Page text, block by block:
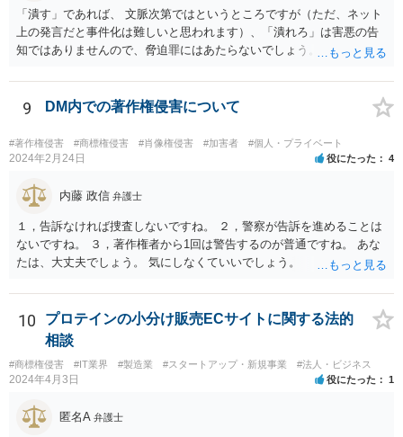
れる可能性があります。一方、広告収益がある場合は「商業利用」と
しての色彩が強まり、リスクが高まる可能性があります。 公開前に変
更・確認しておく事項については、公開の場でアドバイスするにも限
界があるかと思うので、資料等を持参の上、弁護士に相談されること
も一つかと存じます。
「潰す」であれば、 文脈次第ではというところですが（ただ、ネット
上の発言だと事件化は難しいと思われます）、「潰れろ」は害悪の告
知ではありませんので、脅迫罪にはあたらないでしょう。 もっとも、
害として法的措置をとれる可能性はあります。
9 DM内での著作権侵害について
#著作権侵害 #商標権侵害 #肖像権侵害 #加害者 #個人・プライベート
2024年2月24日 役にたった 4
内藤 政信 弁護士
１，告訴なければ捜査しないですね。 ２，警察が告訴を進めることは
ないですね。 ３，著作権者から1回は警告するのが普通ですね。 あな
たは、大丈夫でしょう。 気にしなくていいでしょう。
10
プロテインの小分け販売ECサイトに関する法的
相談
#商標権侵害 #IT業界 #製造業 #スタートアップ・新規事業 #法人・ビジネス
2024年4月3日 役にたった 1
匿名A 弁護士